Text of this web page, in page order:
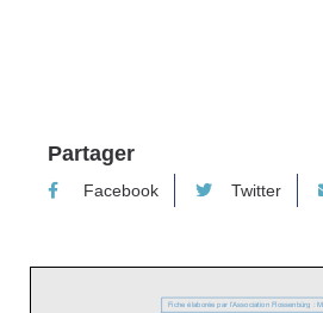
Partager
Facebook Twitter